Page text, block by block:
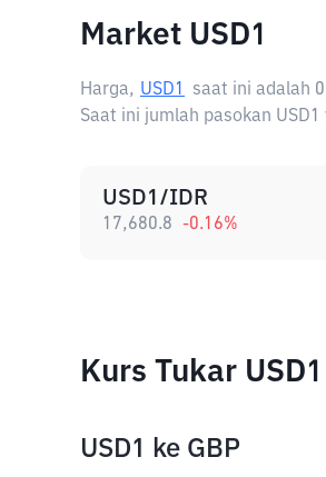
Market USD1
Harga, USD1 saat ini adalah
Saat ini jumlah pasokan
USD1/IDR
17,680.8 -0.16%
Kurs Tukar
USD1 ke GBP